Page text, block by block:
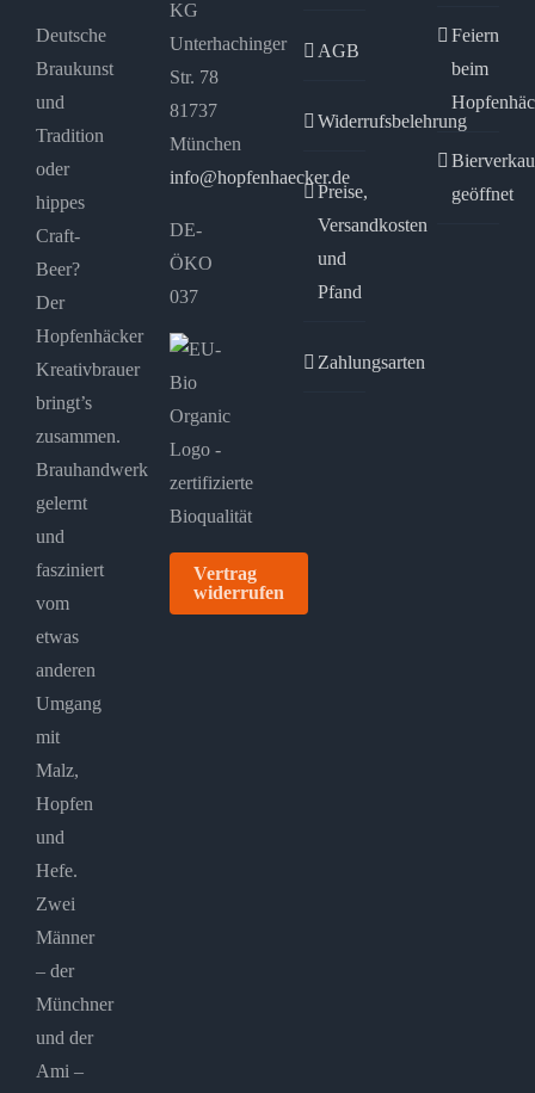
Deutsche
Braukunst
und
Tradition
oder
hippes
Craft-
Beer?
Der
Hopfenhäcker
Kreativbrauer
bringt’s
zusammen.
Brauhandwerk
gelernt
und
fasziniert
vom
etwas
anderen
Umgang
mit
Malz,
Hopfen
und
Hefe.
Zwei
Männer
– der
Münchner
und der
Ami –
KG
Unterhachinger
Str. 78
81737
München
info@hopfenhaecker.de
DE-
ÖKO
037
Vertrag
widerrufen
AGB
Widerrufsbelehrung
Preise,
Versandkosten
und
Pfand
Zahlungsarten
Feiern
beim
geöffnet